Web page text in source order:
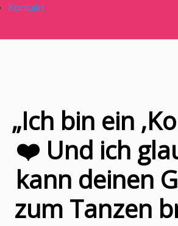
Kontakt
„Ich bin ein
❤️ Und ich
kann deinen
zum Tanzen